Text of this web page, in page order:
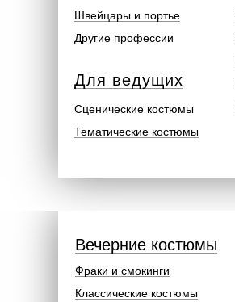
Швейцары и портье
Другие профессии
Сценические костюмы
Тематические костюмы
Для ведущих
Фраки и смокинги
Классические костюмы
Вечерние костюмы